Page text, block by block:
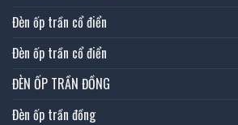
Đèn ốp trần cổ điển
Đèn ốp trần cổ điển
ĐÈN ỐP TRẦN ĐỒNG
Đèn ốp trần đồng